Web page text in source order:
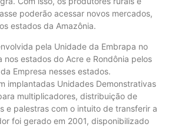
poderão acessar novos mercados,
estados da Amazônia.
pela Unidade da Embrapa no
nos estados do Acre e Rondônia pelos
Empresa nesses estados.
implantadas Unidades Demonstrativas
multiplicadores, distribuição de
e palestras com o intuito de transferir a
foi gerado em 2001, disponibilizado